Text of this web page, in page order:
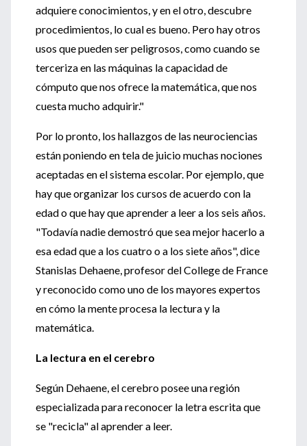
adquiere conocimientos, y en el otro, descubre
procedimientos, lo cual es bueno. Pero hay otros
usos que pueden ser peligrosos, como cuando se
terceriza en las máquinas la capacidad de
cómputo que nos ofrece la matemática, que nos
cuesta mucho adquirir."
Por lo pronto, los hallazgos de las neurociencias
están poniendo en tela de juicio muchas nociones
aceptadas en el sistema escolar. Por ejemplo, que
hay que organizar los cursos de acuerdo con la
edad o que hay que aprender a leer a los seis años.
"Todavía nadie demostró que sea mejor hacerlo a
esa edad que a los cuatro o a los siete años", dice
Stanislas Dehaene, profesor del College de France
y reconocido como uno de los mayores expertos
en cómo la mente procesa la lectura y la
matemática.
La lectura en el cerebro
Según Dehaene, el cerebro posee una región
especializada para reconocer la letra escrita que
se "recicla" al aprender a leer.